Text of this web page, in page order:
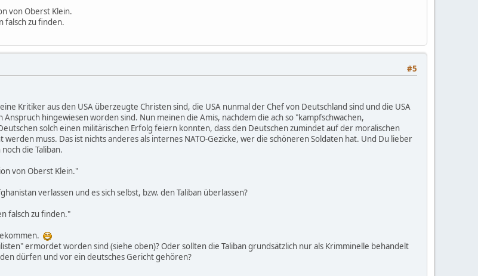
von Oberst Klein.
falsch zu finden.
#5
Kritiker aus den USA überzeugte Christen sind, die USA nunmal der Chef von Deutschland sind und die USA
hingewiesen worden sind. Nun meinen die Amis, nachdem die ach so "kampfschwachen,
solch einen militärischen Erfolg feiern konnten, dass den Deutschen zumindet auf der moralischen
muss. Das ist nichts anderes als internes NATO-Gezicke, wer die schöneren Soldaten hat. Und Du lieber
die Taliban.
von Oberst Klein."
verlassen und es sich selbst, bzw. den Taliban überlassen?
falsch zu finden."
ermordet worden sind (siehe oben)? Oder sollten die Taliban grundsätzlich nur als Krimminelle behandelt
dürfen und vor ein deutsches Gericht gehören?